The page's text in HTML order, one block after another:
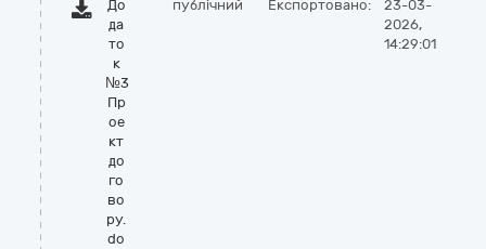
До
да
то
к
№3
Пр
ое
кт
до
го
во
ру.
do
публічний Експортовано:
23-03-
2026,
14:29:01